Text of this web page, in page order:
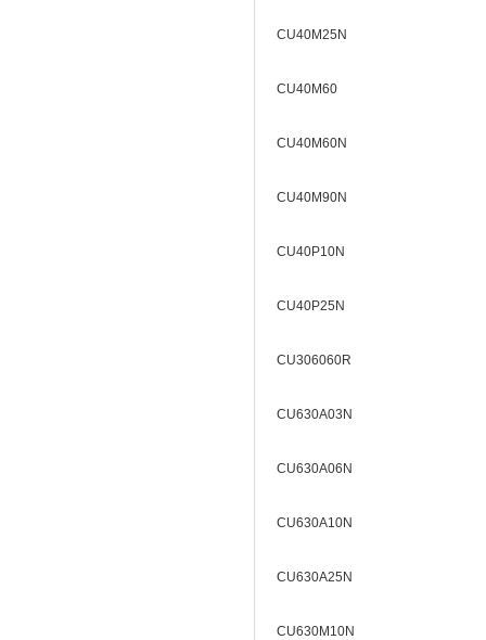
CU40M25N
CU40M60
CU40M60N
CU40M90N
CU40P10N
CU40P25N
CU306060R
CU630A03N
CU630A06N
CU630A10N
CU630A25N
CU630M10N